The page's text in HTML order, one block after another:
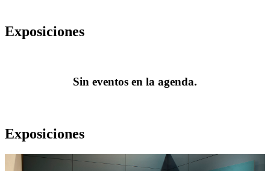
Exposiciones
Sin eventos en la agenda.
Exposiciones